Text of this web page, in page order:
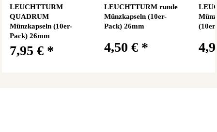
LEUCHTTURM
QUADRUM
Münzkapseln (10er-
Pack) 26mm
7,95 € *
LEUCHTTURM runde
Münzkapseln (10er-
Pack) 26mm
4,50 € *